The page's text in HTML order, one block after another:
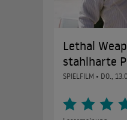
Lethal
stahlharte
SPIELFILM • DO.,